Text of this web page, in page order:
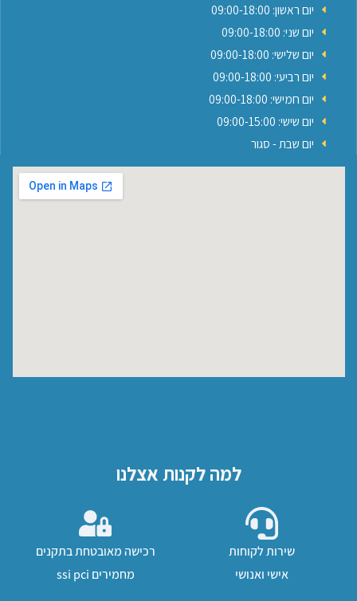
יום ראשון: 09:00-18:00
יום שני: 09:00-18:00
יום שלישי: 09:00-18:00
יום רביעי: 09:00-18:00
יום חמישי: 09:00-18:00
יום שישי: 09:00-15:00
יום שבת - סגור
למה לקנות אצלנו
שירות לקוחות
אישי ואנושי
רכישה מאובטחת בתקנים
מחמירים ssi pci